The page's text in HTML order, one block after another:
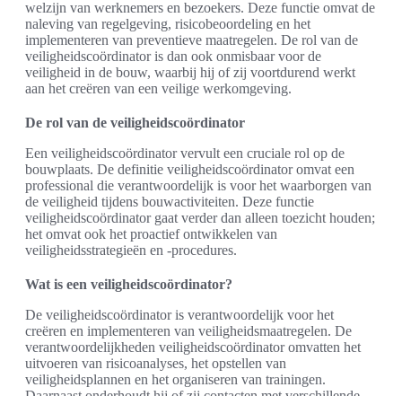
welzijn van werknemers en bezoekers. Deze functie omvat de
naleving van regelgeving, risicobeoordeling en het
implementeren van preventieve maatregelen. De rol van de
veiligheidscoördinator is dan ook onmisbaar voor de
veiligheid in de bouw, waarbij hij of zij voortdurend werkt
aan het creëren van een veilige werkomgeving.
De rol van de veiligheidscoördinator
Een veiligheidscoördinator vervult een cruciale rol op de
bouwplaats. De definitie veiligheidscoördinator omvat een
professional die verantwoordelijk is voor het waarborgen van
de veiligheid tijdens bouwactiviteiten. Deze functie
veiligheidscoördinator gaat verder dan alleen toezicht houden;
het omvat ook het proactief ontwikkelen van
veiligheidsstrategieën en -procedures.
Wat is een veiligheidscoördinator?
De veiligheidscoördinator is verantwoordelijk voor het
creëren en implementeren van veiligheidsmaatregelen. De
verantwoordelijkheden veiligheidscoördinator omvatten het
uitvoeren van risicoanalyses, het opstellen van
veiligheidsplannen en het organiseren van trainingen.